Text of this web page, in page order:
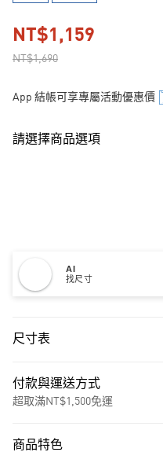
NT$1,690
NT$1,159
App 結帳可享專屬活動優惠價
請選擇商品選項
AI
找尺寸
尺寸表
付款與運送方式
超取滿NT$1,500免運
商品特色